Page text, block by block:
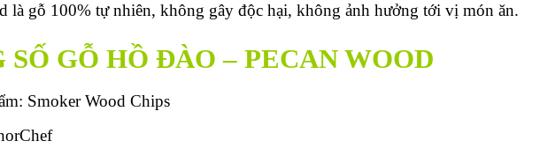
là gỗ 100% tự nhiên, không gây độc hại, không ảnh hưởng tới vị món ăn.
SỐ GỖ HỒ ĐÀO – PECAN WOOD
Smoker Wood Chips